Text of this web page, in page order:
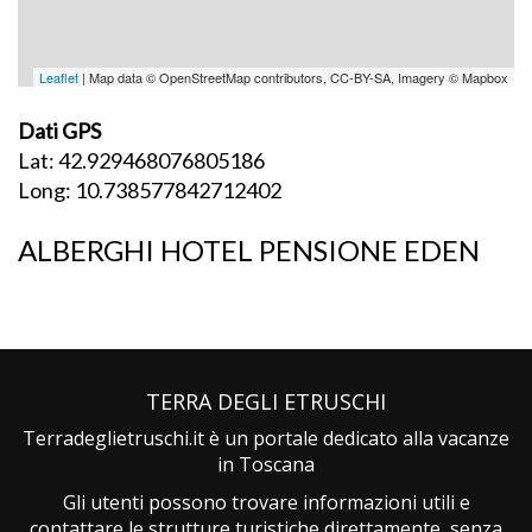
Leaflet | Map data © OpenStreetMap contributors, CC-BY-SA, Imagery © Mapbox
Dati GPS
Lat: 42.929468076805186
Long: 10.738577842712402
ALBERGHI HOTEL PENSIONE EDEN
TERRA DEGLI ETRUSCHI
Terradeglietruschi.it è un portale dedicato alla vacanze
in Toscana
Gli utenti possono trovare informazioni utili e